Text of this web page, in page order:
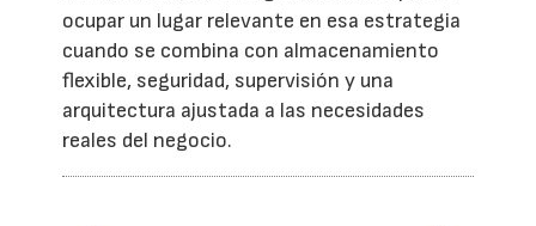
ocupar un lugar relevante en esa estrategia
cuando se combina con almacenamiento
flexible, seguridad, supervisión y una
arquitectura ajustada a las necesidades
reales del negocio.